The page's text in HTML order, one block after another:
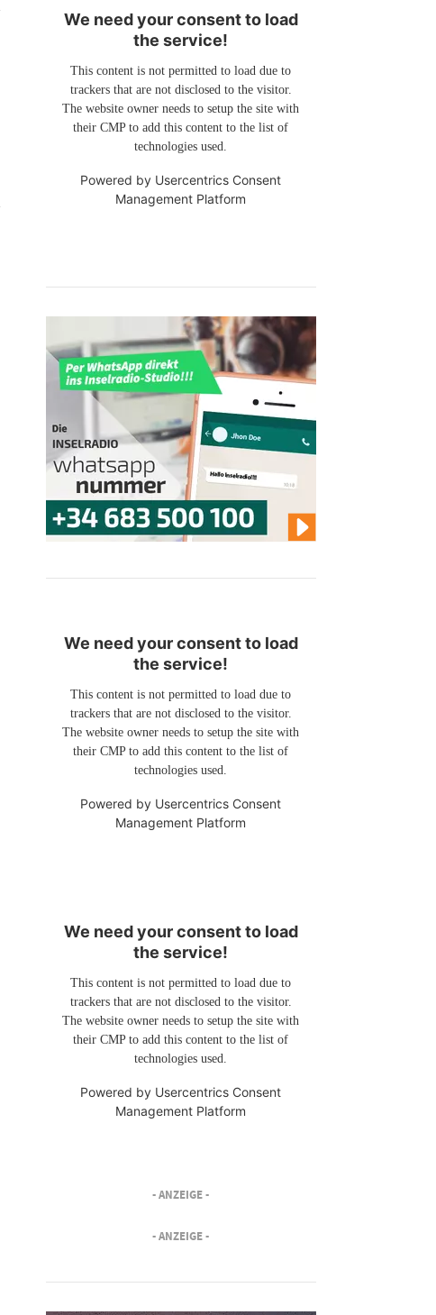
We need your consent to load
the service!
This content is not permitted to load due to
trackers that are not disclosed to the visitor.
The website owner needs to setup the site with
their CMP to add this content to the list of
technologies used.
Powered by Usercentrics Consent
Management Platform
We need your consent to load
the service!
This content is not permitted to load due to
trackers that are not disclosed to the visitor.
The website owner needs to setup the site with
their CMP to add this content to the list of
technologies used.
Powered by Usercentrics Consent
Management Platform
We need your consent to load
the service!
This content is not permitted to load due to
trackers that are not disclosed to the visitor.
The website owner needs to setup the site with
their CMP to add this content to the list of
technologies used.
Powered by Usercentrics Consent
Management Platform
- ANZEIGE -
- ANZEIGE -